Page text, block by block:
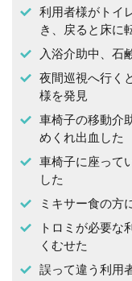
利用者様がトイ
き、戻ると床に
入浴介助中、石
夜間巡視へ行く
様を発見
車椅子の移動介
めくれ出血した
車椅子に座って
した
ミキサー食の方
トロミが必要な
くむせた
誤って違う利用